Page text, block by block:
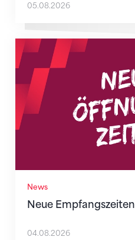
05.08.2026
News
Neue
Neue Empfangszeiten ab
04.08.2026